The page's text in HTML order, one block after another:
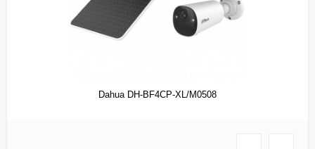
Dahua DH-BF4CP-XL/M0508